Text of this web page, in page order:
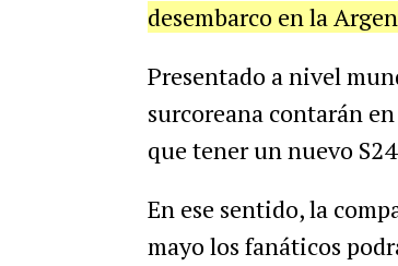
desembarco en la
Presentado a nivel
surcoreana contarán
que tener un nuevo
En ese sentido, la
mayo los fanáticos